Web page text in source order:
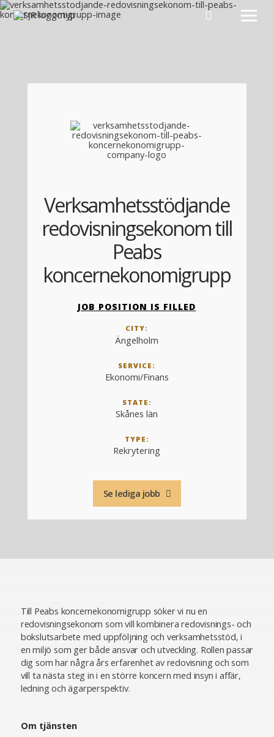
Hoppa till innehåll
JOB POSITION IS FILLED
CITY:
Ängelholm
SERVICE:
Ekonomi/Finans
STATE:
Skånes län
TYPE:
Rekrytering
Verksamhetsstödjande
redovisningsekonom till
Peabs
koncernekonomigrupp
Se lediga jobb
Till Peabs koncernekonomigrupp söker vi nu en
redovisningsekonom som vill kombinera redovisnings- och
bokslutsarbete med uppföljning och verksamhetsstöd, i
en miljö som ger både ansvar och utveckling. Rollen passar
dig som har några års erfarenhet av redovisning och som
vill ta nästa steg in i en större koncern med insyn i affär,
ledning och ägarperspektiv.
Om tjänsten